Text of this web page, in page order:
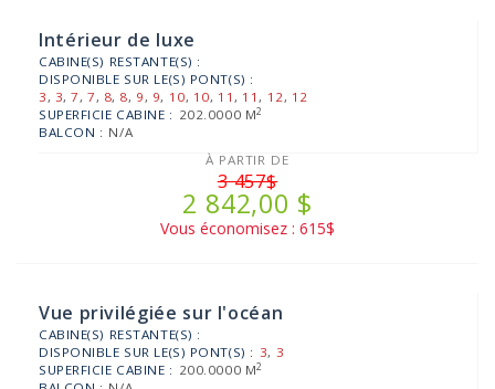
Intérieur de luxe
CABINE(S) RESTANTE(S) :
DISPONIBLE SUR LE(S) PONT(S) :
3, 3,7,7, 8, 8, 9, 9, 10, 10, 11, 11, 12, 12
SUPERFICIE CABINE : 202.0000 M2
BALCON : N/A
À PARTIR DE
3 457$
2 842,00 $
Vous économisez : 615$
Vue privilégiée sur l'océan
CABINE(S) RESTANTE(S) :
DISPONIBLE SUR LE(S) PONT(S) : 3, 3
SUPERFICIE CABINE : 200.0000 M2